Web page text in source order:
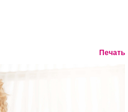
Печать